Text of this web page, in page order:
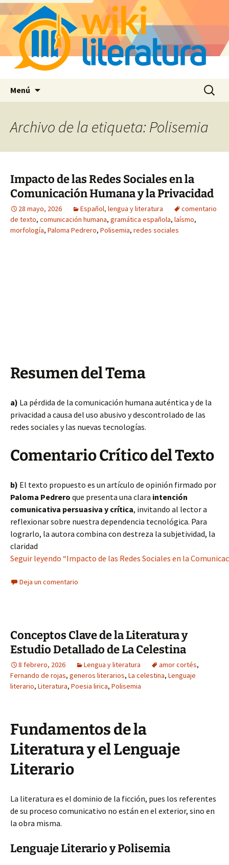
Menú Buscar:
Archivo de la etiqueta: Polisemia
Impacto de las Redes Sociales en la
Comunicación Humana y la Privacidad
28 mayo, 2026 Español, lengua y literatura
comentario
de texto, comunicación humana, gramática española, laísmo,
morfología, Paloma Pedrero, Polisemia, redes sociales
Resumen del Tema
a) La pérdida de la comunicación humana auténtica y de la
privacidad a causa del uso abusivo y descontrolado de las
redes sociales y las nuevas tecnologías.
Comentario Crítico del Texto
b) El texto propuesto es un artículo de opinión firmado por
Paloma Pedrero que presenta una clara intención
comunicativa persuasiva y crítica, invitando al lector a
reflexionar sobre nuestra dependencia tecnológica. Para
lograrlo, la autora combina con destreza la subjetividad, la
claridad
Seguir leyendo “Impacto de las Redes Sociales en la
Deja un comentario
Conceptos Clave de la Literatura y
Estudio Detallado de La Celestina
8 febrero, 2026 Lengua y literatura amor cortés,
Fernando de rojas, generos literarios, La celestina, Lenguaje
literario, Literatura, Poesia lirica, Polisemia
Fundamentos de la
Literatura y el Lenguaje
Literario
La literatura es el dominio de la ficción, pues los referentes
de su proceso comunicativo no están en el exterior, sino en
la obra misma.
Lenguaje Literario y Polisemia